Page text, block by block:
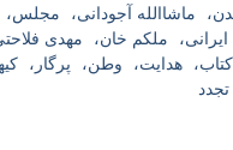
ماشاالله آجودانی مجلس
ملکم خان مهدی
هدایت وطن پرگار